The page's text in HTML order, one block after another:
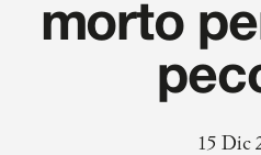
morto
15 Dic